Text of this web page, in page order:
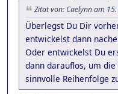
Zitat von: Caelynn am
Überlegst Du Dir
entwickelst dann
Oder entwickelst Du
dann darauflos, um
sinnvolle Reihenfolge